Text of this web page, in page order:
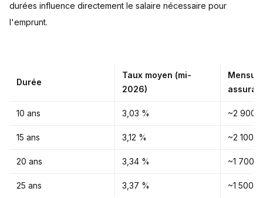
durées influence directement le salaire nécessaire pour
l'emprunt.
Durée
Taux moyen (mi-
2026)
10 ans 3,03 % ~2 900
15 ans 3,12 % ~2 100 €
20 ans 3,34 % ~1 700 €
25 ans 3,37 % ~1 500 €